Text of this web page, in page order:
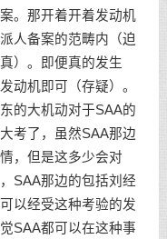
。那开着开着发动机
人备案的范畴内（迫
）。即便真的发生
动机即可（存疑）。
的大机动对于SAA的
考了，虽然SAA那边
，但是这多少会对
SAA那边的包括刘经
以经受这种考验的发
SAA都可以在这种事